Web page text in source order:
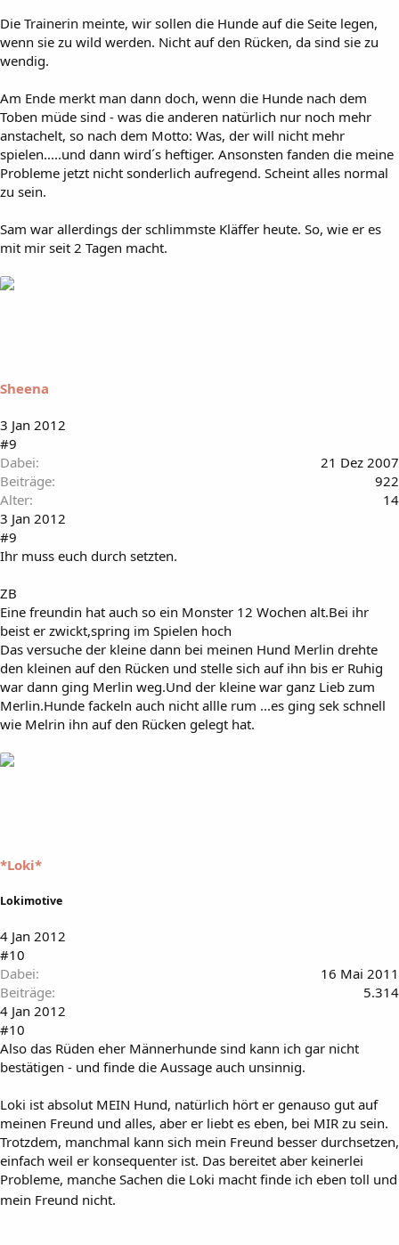
Die Trainerin meinte, wir sollen die Hunde auf die Seite legen,
wenn sie zu wild werden. Nicht auf den Rücken, da sind sie zu
wendig.
Am Ende merkt man dann doch, wenn die Hunde nach dem
Toben müde sind - was die anderen natürlich nur noch mehr
anstachelt, so nach dem Motto: Was, der will nicht mehr
spielen.....und dann wird´s heftiger. Ansonsten fanden die meine
Probleme jetzt nicht sonderlich aufregend. Scheint alles normal
zu sein.
Sam war allerdings der schlimmste Kläffer heute. So, wie er es
mit mir seit 2 Tagen macht.
Sheena
3 Jan 2012
#9
Dabei
21 Dez 2007
Beiträge
922
Alter
14
3 Jan 2012
#9
Ihr muss euch durch setzten.
ZB
Eine freundin hat auch so ein Monster 12 Wochen alt.Bei ihr
beist er zwickt,spring im Spielen hoch
Das versuche der kleine dann bei meinen Hund Merlin drehte
den kleinen auf den Rücken und stelle sich auf ihn bis er Ruhig
war dann ging Merlin weg.Und der kleine war ganz Lieb zum
Merlin.Hunde fackeln auch nicht allle rum ...es ging sek schnell
wie Melrin ihn auf den Rücken gelegt hat.
*Loki*
Lokimotive
4 Jan 2012
#10
Dabei
16 Mai 2011
Beiträge
5.314
4 Jan 2012
#10
Also das Rüden eher Männerhunde sind kann ich gar nicht
bestätigen - und finde die Aussage auch unsinnig.
Loki ist absolut MEIN Hund, natürlich hört er genauso gut auf
meinen Freund und alles, aber er liebt es eben, bei MIR zu sein.
Trotzdem, manchmal kann sich mein Freund besser durchsetzen,
einfach weil er konsequenter ist. Das bereitet aber keinerlei
Probleme, manche Sachen die Loki macht finde ich eben toll und
mein Freund nicht.